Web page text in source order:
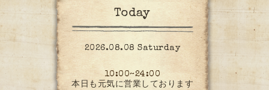
Today
2026.08.08 Saturday
10:00~24:00
本日も元気に営業しております